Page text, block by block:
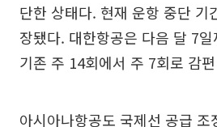
단한 상태다. 현재 운항 중단 기
장됐다. 대한항공은 다음 달 7
기존 주 14회에서 주 7회로 감
아시아나항공도 국제선 공급 조